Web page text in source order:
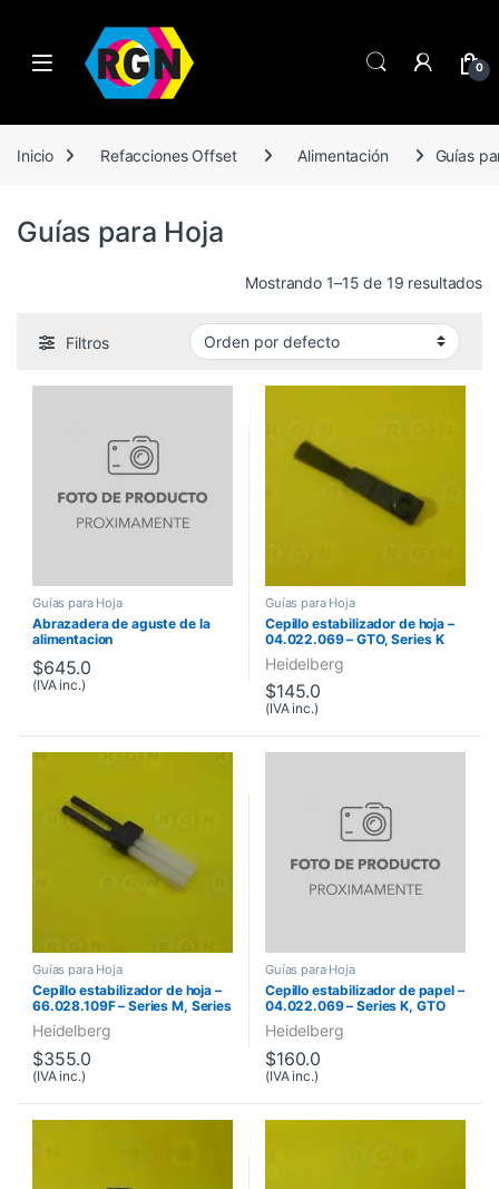
Open 0
Inicio Refacciones Offset Alimentación Guías
Guías para Hoja
Mostrando 1–15 de 19 resultados
Filtros
Guías para Hoja
Abrazadera de aguste de la
alimentacion
$645.0
(IVA inc.)
Guías para Hoja
Cepillo estabilizador de hoja –
04.022.069 – GTO, Series K
Heidelberg
$145.0
(IVA inc.)
Guías para Hoja
Cepillo estabilizador de hoja –
66.028.109F – Series M, Series
SHeidelberg
$355.0
(IVA inc.)
Guías para Hoja
Cepillo estabilizador de papel –
04.022.069 – Series K, GTO
46, GTO 52
Heidelberg
$160.0
(IVA inc.)